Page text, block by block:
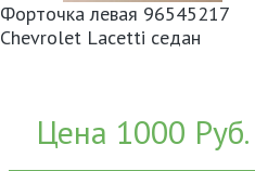
Форточка левая 96545217
Chevrolet Lacetti седан
Цена 1000 Руб.